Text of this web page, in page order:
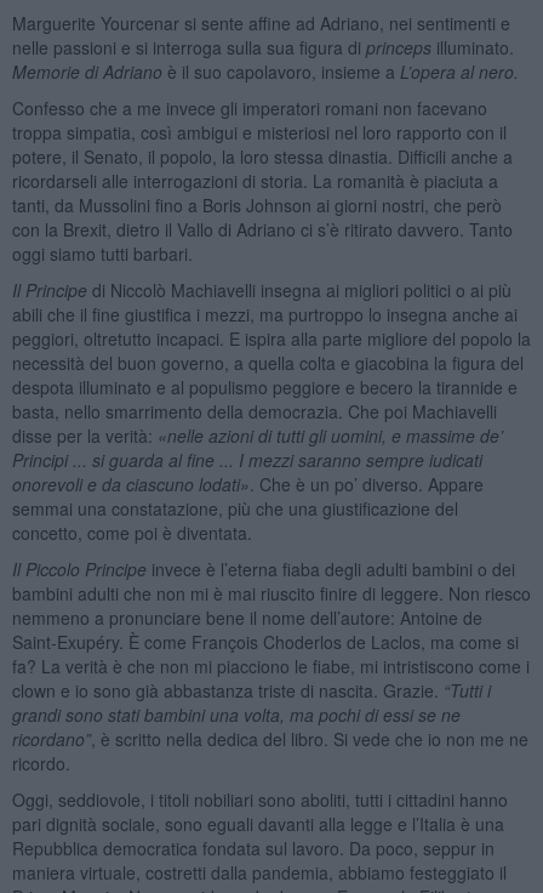
Marguerite Yourcenar si sente affine ad Adriano, nei sentimenti e
nelle passioni e si interroga sulla sua figura di princepsilluminato.
Memorie di Adriano è il suo capolavoro, insieme a L’opera al nero.
Confesso che a me invece gli imperatori romani non facevano
troppa simpatia, così ambigui e misteriosi nel loro rapporto con il
potere, il Senato, il popolo, la loro stessa dinastia. Difficili anche a
ricordarseli alle interrogazioni di storia. La romanità è piaciuta a
tanti, da Mussolini fino a Boris Johnson ai giorni nostri, che però
con la Brexit, dietro il Vallo di Adriano ci s’è ritirato davvero. Tanto
oggi siamo tutti barbari.
Il Principe di Niccolò Machiavelli insegna ai migliori politici o ai più
abili che il fine giustifica i mezzi, ma purtroppo lo insegna anche ai
peggiori, oltretutto incapaci. E ispira alla parte migliore del popolo la
necessità del buon governo, a quella colta e giacobina la figura del
despota illuminato e al populismo peggiore e becero la tirannide e
basta, nello smarrimento della democrazia. Che poi Machiavelli
disse per la verità: «nelle azioni di tutti gli uomini, e massime de’
Principi ... si guarda al fine ... I mezzi saranno sempre iudicati
onorevoli e da ciascuno lodati» . Che è un po’ diverso. Appare
semmai una constatazione, più che una giustificazione del
concetto, come poi è diventata.
Il Piccolo Principe invece è l’eterna fiaba degli adulti bambini o dei
bambini adulti che non mi è mai riuscito finire di leggere. Non riesco
nemmeno a pronunciare bene il nome dell’autore: Antoine de
Saint-Exupéry. È come François Choderlos de Laclos, ma come si
fa? La verità è che non mi piacciono le fiabe, mi intristiscono come i
clown e io sono già abbastanza triste di nascita. Grazie. “Tutti i
grandi sono stati bambini una volta, ma pochi di essi se ne
ricordano”, è scritto nella dedica del libro. Si vede che io non me ne
ricordo.
Oggi, seddiovole, i titoli nobiliari sono aboliti, tutti i cittadini hanno
pari dignità sociale, sono eguali davanti alla legge e l’Italia è una
Repubblica democratica fondata sul lavoro. Da poco, seppur in
maniera virtuale, costretti dalla pandemia, abbiamo festeggiato il